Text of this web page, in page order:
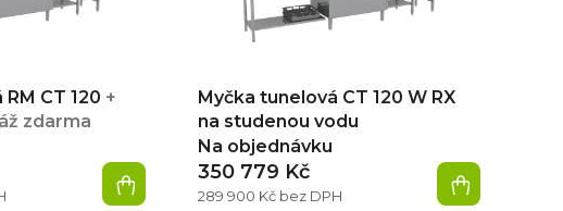
CT 120 +
zdarma
Myčka tunelová CT 120 W RX
na studenou vodu
Na objednávku
289 900 Kč bez DPH
350 779 Kč